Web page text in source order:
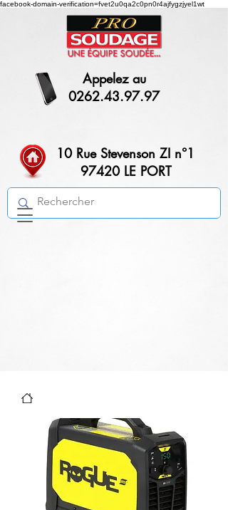
facebook-domain-verification=fvet2u0qa2c0pn0r4ajfygzjyel1wt
10 Rue Stevenson ZI n°1
97420 LE PORT
Appelez au
0262.43.97.97